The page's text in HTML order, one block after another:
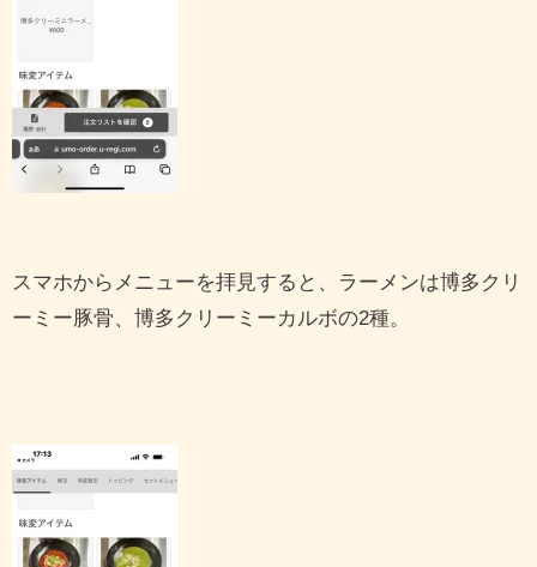
スマホからメニューを拝見すると、ラーメンは博多クリ
ーミー豚骨、博多クリーミーカルボの2種。